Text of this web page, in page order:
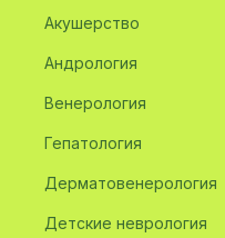
Акушерство
Андрология
Венерология
Гепатология
Дерматовенерология
Детские неврология